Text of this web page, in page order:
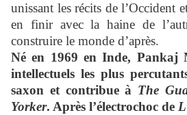
unissant les récits de l’Occident
en finir avec la haine de
construire le monde d’après.
Né en 1969 en Inde, Pankaj
intellectuels les plus
saxon et contribue à The
Yorker. Après l’électrochoc de